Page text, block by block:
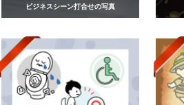
ビジネスシーン打合せの写真